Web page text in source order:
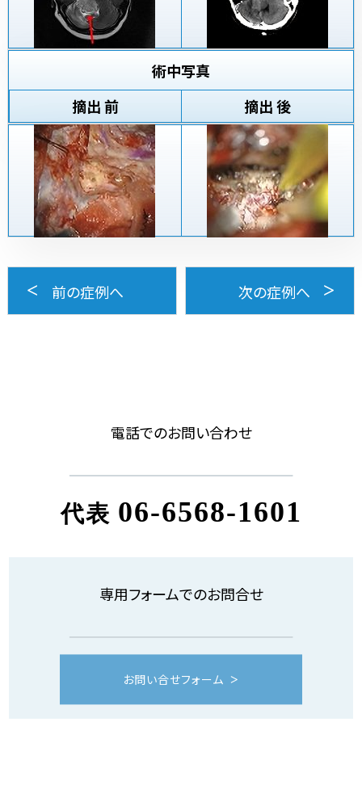
術中写真
摘出 前
摘出 後
前の症例へ 次の症例へ
電話でのお問い合わせ
代表 06-6568-1601
専用フォームでのお問合せ
お問い合せフォーム